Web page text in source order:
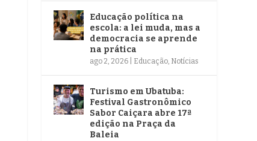
Educação política na
escola: a lei muda, mas a
democracia se aprende
na prática
ago 2, 2026 Educação, Notícias
Turismo em Ubatuba:
Festival Gastronômico
Sabor Caiçara abre 17ª
edição na Praça da
Baleia